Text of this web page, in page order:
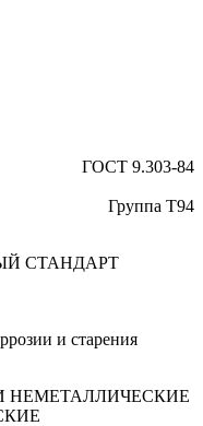
ГОСТ 9.303-84
Группа Т94
СТАНДАРТ
и старения
НЕМЕТАЛЛИЧЕСКИЕ